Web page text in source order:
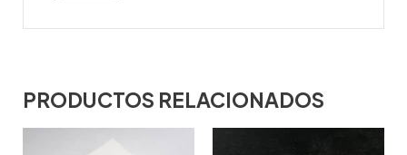
PRODUCTOS RELACIONADOS